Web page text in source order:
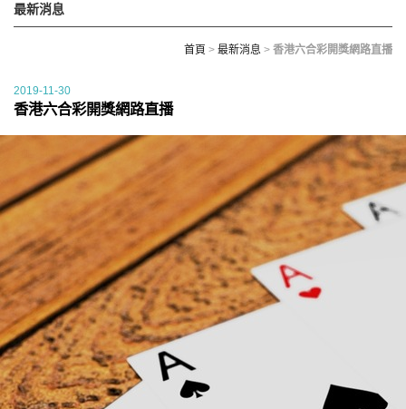
最新消息
首頁 > 最新消息 > 香港六合彩開獎網路直播
2019-11-30
香港六合彩開獎網路直播